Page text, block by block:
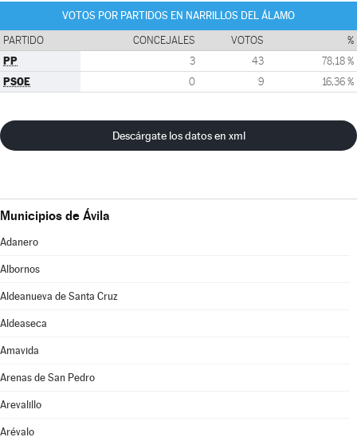
VOTOS POR PARTIDOS EN NARRILLOS DEL ÁLAMO
PARTIDO CONCEJALES VOTOS %
PP 3 43 78,18 %
PSOE 0 9 16,36 %
Descárgate los datos en xml
Municipios de Ávila
Adanero
Albornos
Aldeanueva de Santa Cruz
Aldeaseca
Amavida
Arenas de San Pedro
Arevalillo
Arévalo